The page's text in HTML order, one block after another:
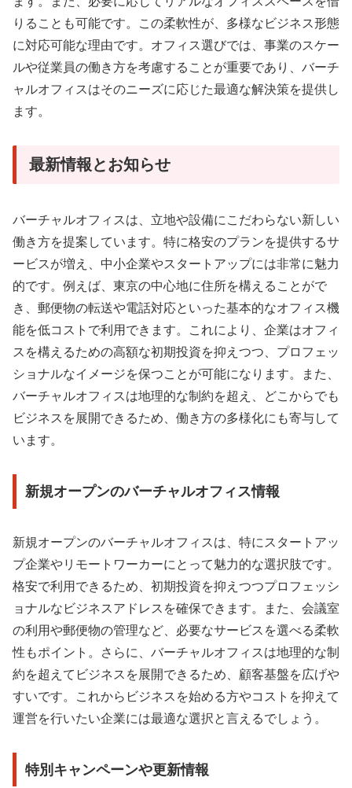
りることも可能です。この柔軟性が、多様なビジネス形態
に対応可能な理由です。オフィス選びでは、事業のスケー
ルや従業員の働き方を考慮することが重要であり、バーチ
ャルオフィスはそのニーズに応じた最適な解決策を提供し
ます。
最新情報とお知らせ
バーチャルオフィスは、立地や設備にこだわらない新しい
働き方を提案しています。特に格安のプランを提供するサ
ービスが増え、中小企業やスタートアップには非常に魅力
的です。例えば、東京の中心地に住所を構えることがで
き、郵便物の転送や電話対応といった基本的なオフィス機
能を低コストで利用できます。これにより、企業はオフィ
スを構えるための高額な初期投資を抑えつつ、プロフェッ
ショナルなイメージを保つことが可能になります。また、
バーチャルオフィスは地理的な制約を超え、どこからでも
ビジネスを展開できるため、働き方の多様化にも寄与して
います。
新規オープンのバーチャルオフィス情報
新規オープンのバーチャルオフィスは、特にスタートアッ
プ企業やリモートワーカーにとって魅力的な選択肢です。
格安で利用できるため、初期投資を抑えつつプロフェッシ
ョナルなビジネスアドレスを確保できます。また、会議室
の利用や郵便物の管理など、必要なサービスを選べる柔軟
性もポイント。さらに、バーチャルオフィスは地理的な制
約を超えてビジネスを展開できるため、顧客基盤を広げや
すいです。これからビジネスを始める方やコストを抑えて
運営を行いたい企業には最適な選択と言えるでしょう。
特別キャンペーンや更新情報